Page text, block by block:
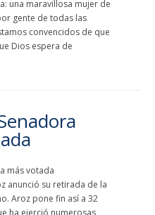
una maravillosa mujer de
gente de todas las
convencidos de que
Dios espera de
más votada
anunció su retirada de la
Aroz pone fin así a 32
ha ejerció numerosas